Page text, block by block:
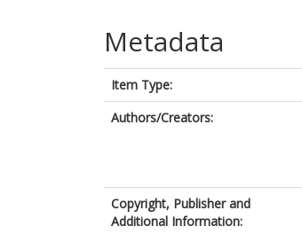
Metadata
Item Type:
Authors/Creators:
Copyright, Publisher and
Additional Information: